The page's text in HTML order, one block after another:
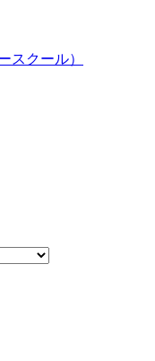
スクール）